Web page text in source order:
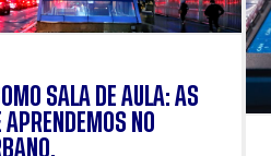
SALA DE AULA: AS
APRENDEMOS NO